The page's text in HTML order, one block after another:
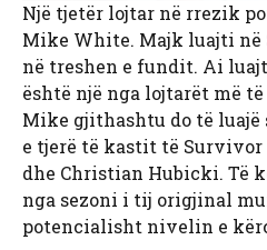
Një tjetër lojtar në rrezik
Mike White. Majk luajti
në treshen e fundit. Ai
është një nga lojtarët më
Mike gjithashtu do të luajë
e tjerë të kastit të Survivor
dhe Christian Hubicki. Të
nga sezoni i tij origjinal
potencialisht nivelin e